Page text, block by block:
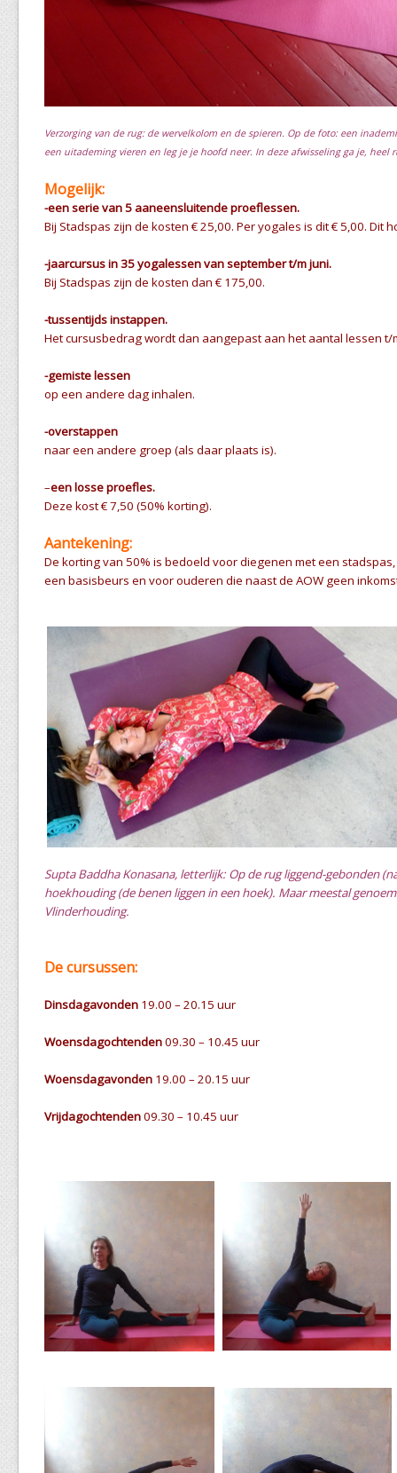
Verzorging van de rug: de wervelkolom en de spieren. Op de foto: een
een uitademing vieren en leg je je hoofd neer. In deze afwisseling ga je, heel
Mogelijk:
-een serie van 5 aaneensluitende proeflessen.
Bij Stadspas zijn de kosten € 25,00. Per yogales is dit € 5,00. Dit
-jaarcursus in 35 yogalessen van september t/m juni.
Bij Stadspas zijn de kosten dan € 175,00.
-tussentijds instappen.
Het cursusbedrag wordt dan aangepast aan het aantal lessen t/
-gemiste lessen
op een andere dag inhalen.
-overstappen
naar een andere groep (als daar plaats is).
–een losse proefles.
Deze kost € 7,50 (50% korting).
Aantekening:
De korting van 50% is bedoeld voor diegenen met een
een basisbeurs en voor ouderen die naast de AOW geen
Supta Baddha Konasana, letterlijk: Op de rug liggend-gebonden
hoekhouding (de benen liggen in een hoek). Maar meestal
Vlinderhouding.
De cursussen:
Dinsdagavonden 19.00 – 20.15 uur
Woensdagochtenden09.30 – 10.45 uur
Woensdagavonden 19.00 – 20.15 uur
Vrijdagochtenden09.30 – 10.45 uur